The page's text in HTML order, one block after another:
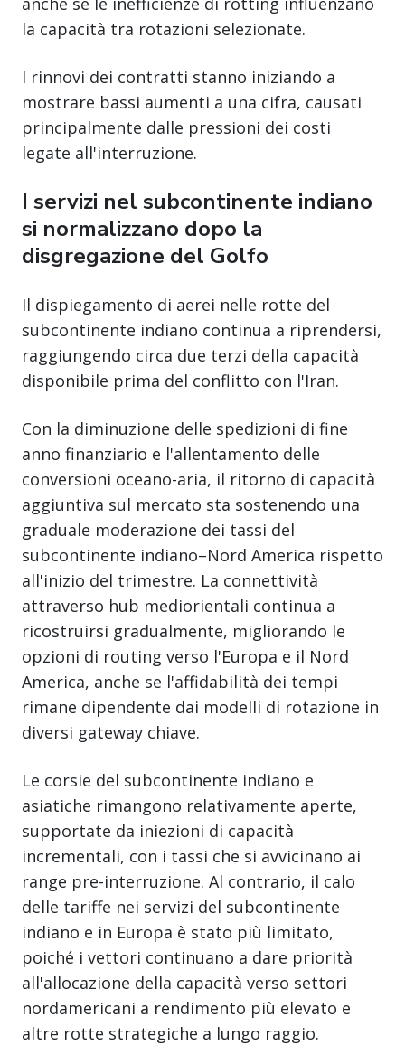
la capacità tra rotazioni selezionate.
I rinnovi dei contratti stanno iniziando a
mostrare bassi aumenti a una cifra, causati
principalmente dalle pressioni dei costi
legate all'interruzione.
I servizi nel subcontinente indiano
si normalizzano dopo la
disgregazione del Golfo
Il dispiegamento di aerei nelle rotte del
subcontinente indiano continua a riprendersi,
raggiungendo circa due terzi della capacità
disponibile prima del conflitto con l'Iran.
Con la diminuzione delle spedizioni di fine
anno finanziario e l'allentamento delle
conversioni oceano-aria, il ritorno di capacità
aggiuntiva sul mercato sta sostenendo una
graduale moderazione dei tassi del
subcontinente indiano–Nord America rispetto
all'inizio del trimestre. La connettività
attraverso hub mediorientali continua a
ricostruirsi gradualmente, migliorando le
opzioni di routing verso l'Europa e il Nord
America, anche se l'affidabilità dei tempi
rimane dipendente dai modelli di rotazione in
diversi gateway chiave.
Le corsie del subcontinente indiano e
asiatiche rimangono relativamente aperte,
supportate da iniezioni di capacità
incrementali, con i tassi che si avvicinano ai
range pre-interruzione. Al contrario, il calo
delle tariffe nei servizi del subcontinente
indiano e in Europa è stato più limitato,
poiché i vettori continuano a dare priorità
all'allocazione della capacità verso settori
nordamericani a rendimento più elevato e
altre rotte strategiche a lungo raggio.